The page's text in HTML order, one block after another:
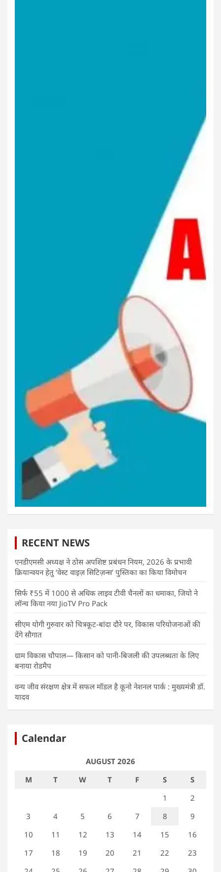
RECENT NEWS
एनडीएमसी अध्यक्ष ने ठोस अपशिष्ट प्रबंधन नियम, 2026 के प्रभावी
क्रियान्वयन हेतु ‘वेस्ट वाइज़ सिटिज़न्स’ पुस्तिका का किया विमोचन
सिर्फ ₹55 में 1000 से अधिक लाइव टीवी चैनलों का धमाका, जियो ने
लॉन्च किया नया JioTV Pro Pack
सीएम योगी गुरुवार को चित्रकूट-बांदा दौरे पर, विकास परियोजनाओं की
देंगे सौगात
ग्राम विकास चौपाल— किसान को पानी-बिजली की उपलब्धता के लिए
बनाया रोडमैप
वन्य जीव संरक्षण क्षेत्र में सफल मॉडल है कूनो नेशनल पार्क : मुख्यमंत्री डॉ.
यादव
Calendar
AUGUST 2026
M
T W T F S
S
1
2
3
4 5 6 7 8
9
10
11 12 13 14 15
16
17
18 19 20 21 22
23